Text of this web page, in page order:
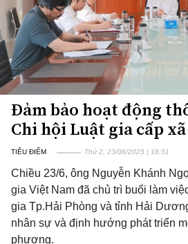
Đảm bảo hoạt động
Chi hội Luật gia cấp
TIÊU ĐIỂM Thứ 2, 23/06/2025 | 18:31
Chiều 23/6, ông Nguyễn Khánh
gia Việt Nam đã chủ trì buổi làm
gia Tp.Hải Phòng và tỉnh Hải
nhân sự và định hướng phát triển
phương.